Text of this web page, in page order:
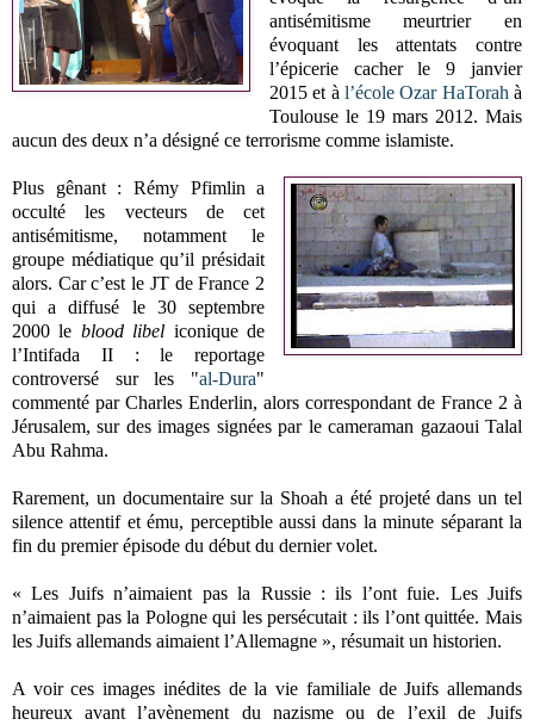
antisémitisme meurtrier en
évoquant les attentats contre
l’épicerie cacher le 9 janvier
2015 et à l’école Ozar HaTorahà
Toulouse le 19 mars 2012. Mais
aucun des deux n’a désigné ce terrorisme comme islamiste.
Plus gênant : Rémy Pfimlin a
occulté les vecteurs de cet
antisémitisme, notamment le
groupe médiatique qu’il présidait
alors. Car c’est le JT de France 2
qui a diffusé le 30 septembre
2000 le blood libel iconique de
l’Intifada II : le reportage
controversé sur les "al-Dura"
commenté par Charles Enderlin, alors correspondant de France 2 à
Jérusalem, sur des images signées par le cameraman gazaoui Talal
Abu Rahma.
Rarement, un documentaire sur la Shoah a été projeté dans un tel
silence attentif et ému, perceptible aussi dans la minute séparant la
fin du premier épisode du début du dernier volet.
« Les Juifs n’aimaient pas la Russie : ils l’ont fuie. Les Juifs
n’aimaient pas la Pologne qui les persécutait : ils l’ont quittée. Mais
les Juifs allemands aimaient l’Allemagne », résumait un historien.
A voir ces images inédites de la vie familiale de Juifs allemands
heureux avant l’avènement du nazisme ou de l’exil de Juifs